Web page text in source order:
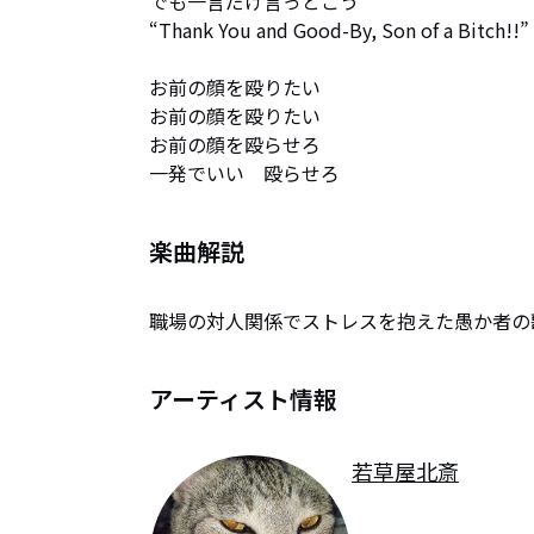
“Thank You and Good-By, Son of a Bitch!!”
お前の顔を殴りたい
お前の顔を殴りたい
お前の顔を殴らせろ
一発でいい　殴らせろ
楽曲解説
職場の対人関係でストレスを抱えた愚か者
アーティスト情報
若草屋北斎